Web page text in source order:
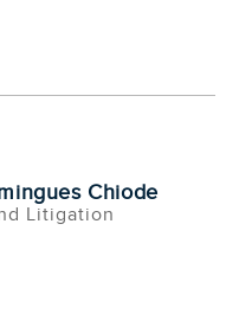
Chiode
Litigation